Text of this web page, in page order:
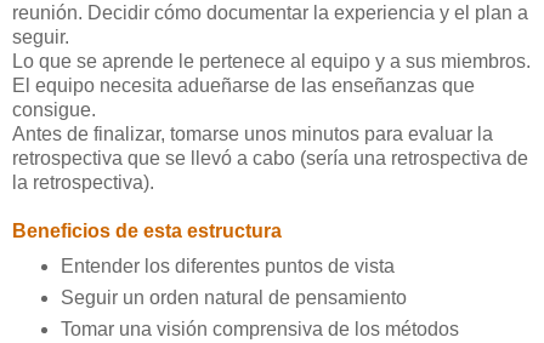
reunión. Decidir cómo documentar la experiencia y el plan a
seguir.
Lo que se aprende le pertenece al equipo y a sus miembros.
El equipo necesita adueñarse de las enseñanzas que
consigue.
Antes de finalizar, tomarse unos minutos para evaluar la
retrospectiva que se llevó a cabo (sería una retrospectiva de
la retrospectiva).
Beneficios de esta estructura
Entender los diferentes puntos de vista
Seguir un orden natural de pensamiento
Tomar una visión comprensiva de los métodos